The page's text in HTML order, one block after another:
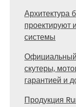
Архитектура
проектируют
системы
Официальный
скутеры,
гарантией и
Продукция